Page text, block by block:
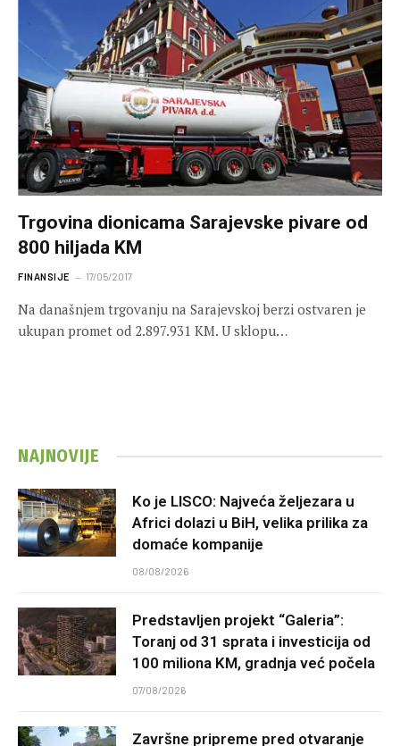
Trgovina dionicama Sarajevske pivare od
800 hiljada KM
FINANSIJE 17/05/2017
Na današnjem trgovanju na Sarajevskoj berzi ostvaren je
ukupan promet od 2.897.931 KM. U sklopu…
NAJNOVIJE
Ko je LISCO: Najveća željezara u
Africi dolazi u BiH, velika prilika za
domaće kompanije
08/08/2026
Predstavljen projekt “Galeria”:
Toranj od 31 sprata i investicija od
100 miliona KM, gradnja već počela
07/08/2026
Završne pripreme pred otvaranje